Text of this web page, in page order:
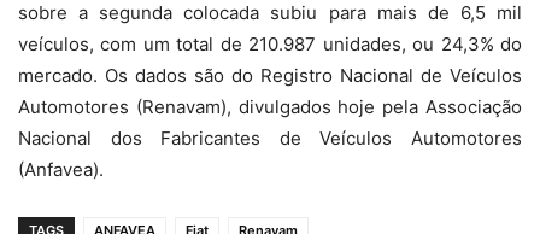
sobre a segunda colocada subiu para mais de 6,5 mil
veículos, com um total de 210.987 unidades, ou 24,3% do
mercado. Os dados são do Registro Nacional de Veículos
Automotores (Renavam), divulgados hoje pela Associação
Nacional dos Fabricantes de Veículos Automotores
(Anfavea).